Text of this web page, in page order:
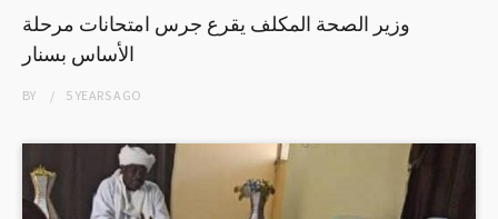
وزير الصحة المكلف يقرع جرس امتحانات مرحلة
الأساس بسنار
BY 5 YEARSAGO